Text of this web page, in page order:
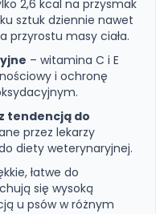
2,6 kcal na przysmak
sztuk dziennie nawet
przyrostu masy ciała.
– witamina C i E
i ochronę
tendencją do
przez lekarzy
diety weterynaryjnej.
łatwe do
się wysoką
u psów w różnym